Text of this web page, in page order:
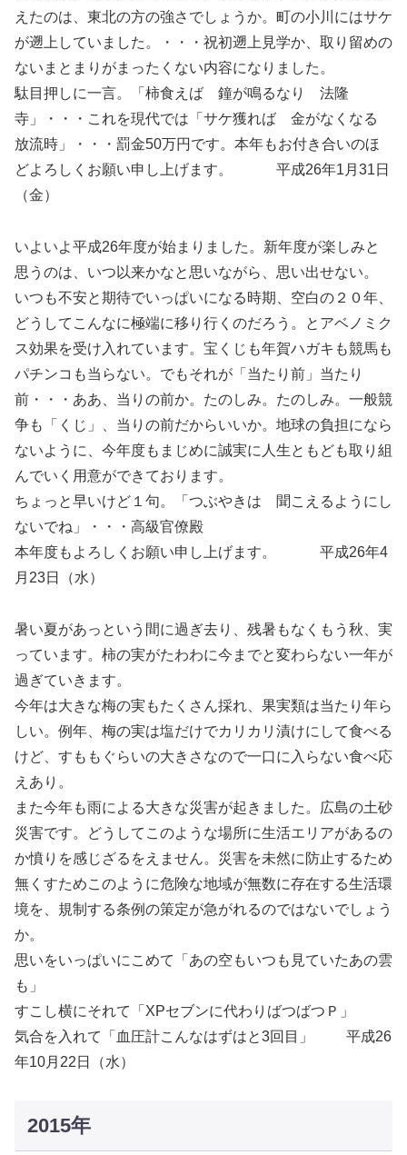
えたのは、東北の方の強さでしょうか。町の小川にはサケ
が遡上していました。・・・祝初遡上見学か、取り留めの
ないまとまりがまったくない内容になりました。
駄目押しに一言。「柿食えば 鐘が鳴るなり 法隆
寺」・・・これを現代では「サケ獲れば 金がなくなる
放流時」・・・罰金50万円です。本年もお付き合いのほ
どよろしくお願い申し上げます。 平成26年1月31日
（金）
いよいよ平成26年度が始まりました。新年度が楽しみと
思うのは、いつ以来かなと思いながら、思い出せない。
いつも不安と期待でいっぱいになる時期、空白の２０年、
どうしてこんなに極端に移り行くのだろう。とアベノミク
ス効果を受け入れています。宝くじも年賀ハガキも競馬も
パチンコも当らない。でもそれが「当たり前」当たり
前・・・ああ、当りの前か。たのしみ。たのしみ。一般競
争も「くじ」、当りの前だからいいか。地球の負担になら
ないように、今年度もまじめに誠実に人生ともども取り組
んでいく用意ができております。
ちょっと早いけど１句。「つぶやきは 聞こえるようにし
ないでね」・・・高級官僚殿
本年度もよろしくお願い申し上げます。 平成26年4
月23日（水）
暑い夏があっという間に過ぎ去り、残暑もなくもう秋、実
っています。柿の実がたわわに今までと変わらない一年が
過ぎていきます。
今年は大きな梅の実もたくさん採れ、果実類は当たり年ら
しい。例年、梅の実は塩だけでカリカリ漬けにして食べる
けど、すももぐらいの大きさなので一口に入らない食べ応
えあり。
また今年も雨による大きな災害が起きました。広島の土砂
災害です。どうしてこのような場所に生活エリアがあるの
か憤りを感じざるをえません。災害を未然に防止するため
無くすためこのように危険な地域が無数に存在する生活環
境を、規制する条例の策定が急がれるのではないでしょう
か。
思いをいっぱいにこめて「あの空もいつも見ていたあの雲
も」
すこし横にそれて「XPセブンに代わりばつばつＰ」
気合を入れて「血圧計こんなはずはと3回目」 平成26
年10月22日（水）
2015年